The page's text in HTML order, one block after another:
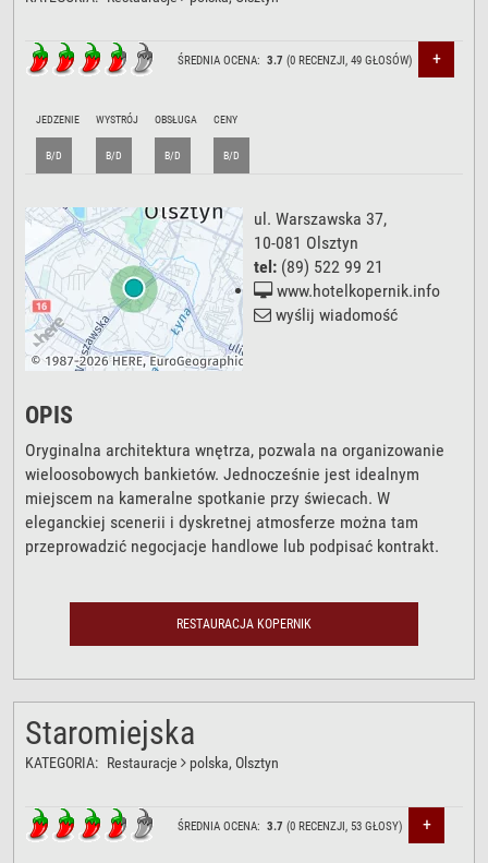
ŚREDNIA OCENA:3.7 (0 RECENZJI,49 GŁOSÓW) +
JEDZENIE
B/D
WYSTRÓJ
B/D
OBSŁUGA
B/D
CENY
B/D
ul. Warszawska 37,
10-081 Olsztyn
tel: (89) 522 99 21
www.hotelkopernik.info
wyślij wiadomość
OPIS
Oryginalna architektura wnętrza, pozwala na organizowanie
wieloosobowych bankietów. Jednocześnie jest idealnym
miejscem na kameralne spotkanie przy świecach. W
eleganckiej scenerii i dyskretnej atmosferze można tam
przeprowadzić negocjacje handlowe lub podpisać kontrakt.
RESTAURACJA KOPERNIK
Staromiejska
KATEGORIA: Restauracje polska, Olsztyn
ŚREDNIA OCENA:3.7 (0 RECENZJI, 53 GŁOSY) +